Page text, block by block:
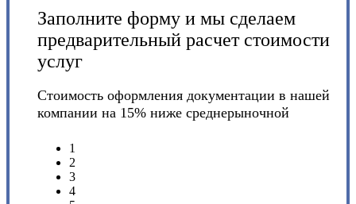
Заполните форму и мы сделаем
предварительный расчет стоимости
услуг
Стоимость оформления документации в нашей
компании на 15% ниже среднерыночной
1
2
3
4